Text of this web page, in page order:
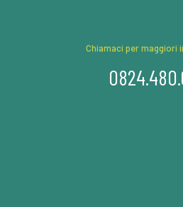
Chiamaci per maggiori